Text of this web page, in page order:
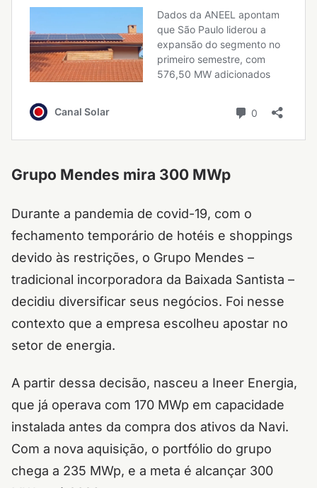
Grupo Mendes mira 300 MWp
Durante a pandemia de covid-19, com o
fechamento temporário de hotéis e shoppings
devido às restrições, o Grupo Mendes –
tradicional incorporadora da Baixada Santista –
decidiu diversificar seus negócios. Foi nesse
contexto que a empresa escolheu apostar no
setor de energia.
A partir dessa decisão, nasceu a Ineer Energia,
que já operava com 170 MWp em capacidade
instalada antes da compra dos ativos da Navi.
Com a nova aquisição, o portfólio do grupo
chega a 235 MWp, e a meta é alcançar 300